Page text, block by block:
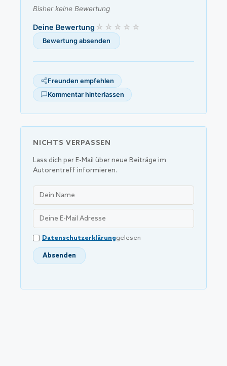
Bisher keine Bewertung
Deine Bewertung
Freunden empfehlen
Kommentar hinterlassen
NICHTS VERPASSEN
Lass dich per E-Mail über neue Beiträge im
Autorentreff informieren.
Datenschutzerklärunggelesen